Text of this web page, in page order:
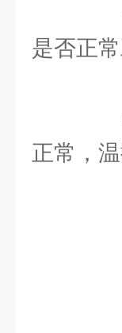
-
是否正常
-
正常，